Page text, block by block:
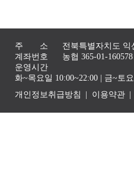
주 소
전북특별자치도 익
계좌번호
농협 365-01-160578
운영시간
화~목요일 10:00~22:00 | 금~토
개인정보취급방침
이용약관